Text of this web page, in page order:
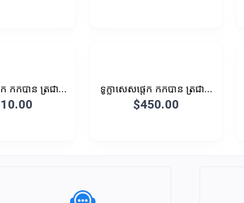
ក កកបាន ត្រជាក់
បាន
ទូក្លាសេសផ្តេក កកបាន ត្រជាក់
បាន
$450.00